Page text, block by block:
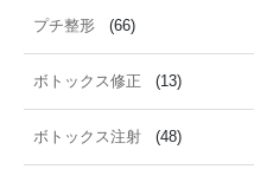
プチ整形 (66)
ボトックス修正 (13)
ボトックス注射 (48)